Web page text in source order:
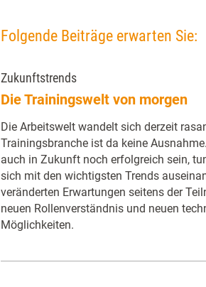
Folgende Beiträge erwarten Sie:
Zukunftstrends
Die Trainingswelt von morgen
Die Arbeitswelt wandelt sich derzeit
Trainingsbranche ist da keine
auch in Zukunft noch erfolgreich sein,
sich mit den wichtigsten Trends
veränderten Erwartungen seitens der
neuen Rollen­verständnis und neuen
Möglichkeiten.